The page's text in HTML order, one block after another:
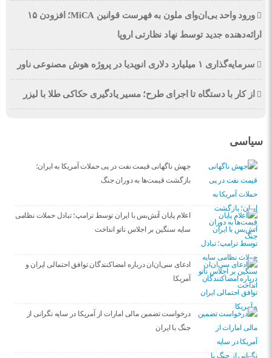
ورود واحد بی‌ان‌وای ملون به فهرست قوانین MiCA؛ افزودن ۱۵
ارائه‌دهنده جدید توسط نهاد نظارتی اروپا
سرمایه‌گذاری ۱ میلیارد دلاری انویدیا در پروژه هوش مصنوعی ناور
از کار با دستگاه تا اجرای طرح؛ مسیر یادگیری حکاکی طلا با لیزر
سیاسی
جهش ناگهانی قیمت نفت در پی حملات آمریکا به ایران؛
بازگشت قیمت‌ها به دوران جنگ
اعلام پایان آتش‌بس با ایران توسط ترامپ؛ تبادل حملات نظامی
سایه سنگین بر اجلاس ناتو انداخت
ادعای سی‌ان‌ان درباره امضاکنندگان توافق احتمالی ایران و
آمریکا
درخواست تضمین مالی امارات از آمریکا در سایه نگرانی از
جنگ با ایران